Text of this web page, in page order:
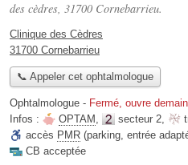
des cèdres, 31700 Cornebarrieu.
Clinique des Cèdres
31700 Cornebarrieu
📞 Appeler cet ophtalmologue
Ophtalmologue - Fermé, ouvre
Infos :
OPTAM , secteur 2,
accès PMR (parking, entrée
CB acceptée